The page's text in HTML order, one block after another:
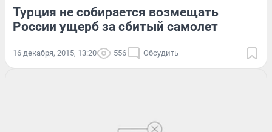
Турция не собирается возмещать
России ущерб за сбитый самолет
16 декабря, 2015, 13:20 556 Обсудить